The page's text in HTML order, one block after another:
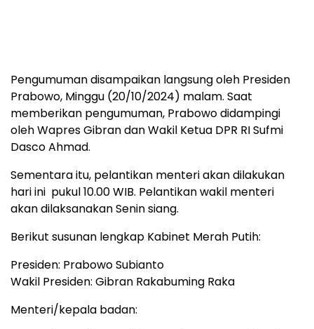
Pengumuman disampaikan langsung oleh Presiden
Prabowo, Minggu (20/10/2024) malam. Saat
memberikan pengumuman, Prabowo didampingi
oleh Wapres Gibran dan Wakil Ketua DPR RI Sufmi
Dasco Ahmad.
Sementara itu, pelantikan menteri akan dilakukan
hari ini pukul 10.00 WIB. Pelantikan wakil menteri
akan dilaksanakan Senin siang.
Berikut susunan lengkap Kabinet Merah Putih:
Presiden: Prabowo Subianto
Wakil Presiden: Gibran Rakabuming Raka
Menteri/kepala badan: